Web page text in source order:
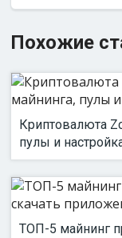
Похожие
Криптовалюта
пулы и
ТОП-5 майнинг